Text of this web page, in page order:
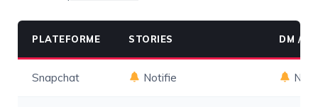
PLATEFORME STORIES DM /
Snapchat Notifie